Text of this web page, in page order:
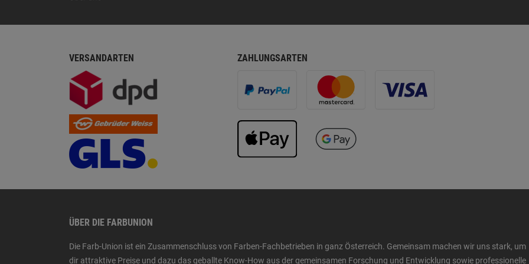
VERSANDARTEN ZAHLUNGSARTEN
ÜBER DIE FARBUNION
Die Farb-Union ist ein Zusammenschluss von Farben-Fachbetrieben in ganz Österreich. Gemeinsam machen wir uns stark, um
dir attraktive Preise und dazu das geballte Know-How aus der gemeinsamen Forschung und Entwicklung sowie professionelle